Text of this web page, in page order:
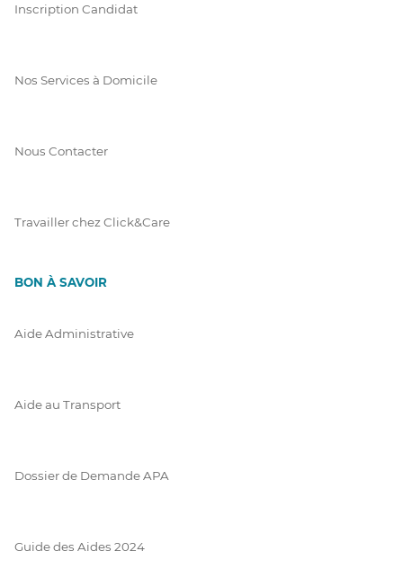
Inscription Candidat
Nos Services à Domicile
Nous Contacter
Travailler chez Click&Care
BON À SAVOIR
Aide Administrative
Aide au Transport
Dossier de Demande APA
Guide des Aides 2024